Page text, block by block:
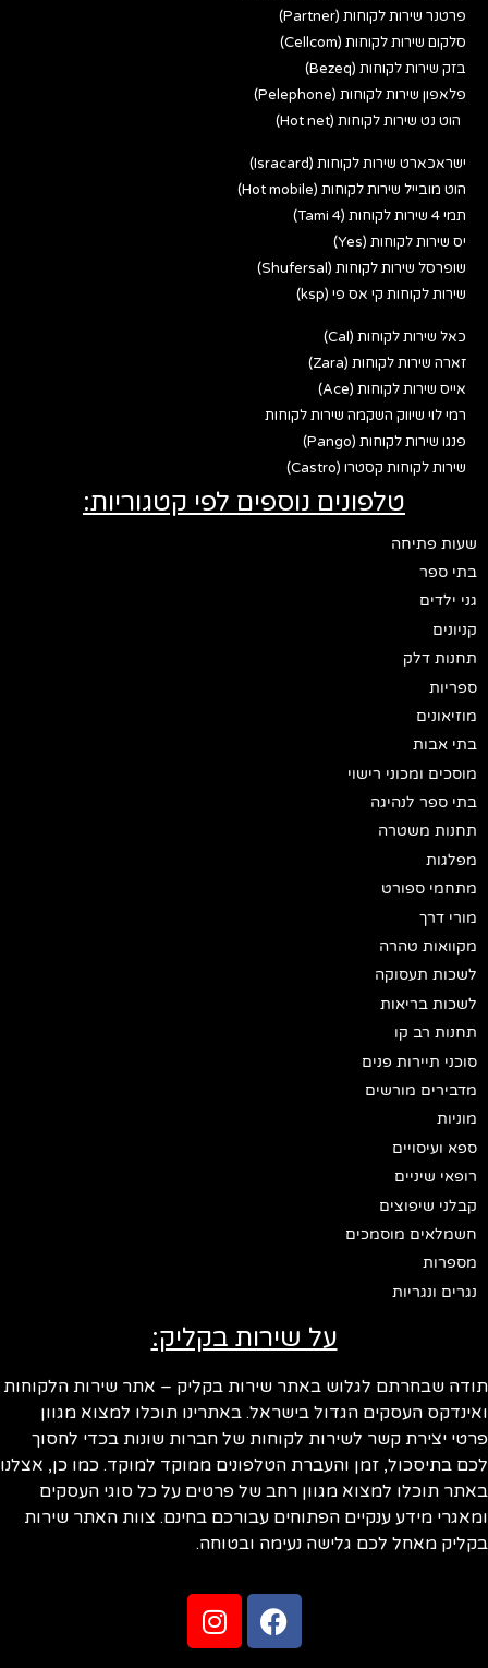
פרטנר שירות לקוחות (Partner)
סלקום שירות לקוחות (Cellcom)
בזק שירות לקוחות (Bezeq)
פלאפון שירות לקוחות (Pelephone)
הוט נט שירות לקוחות (Hot net)
ישראכארט שירות לקוחות (Isracard)
הוט מובייל שירות לקוחות (Hot mobile)
תמי 4 שירות לקוחות (Tami 4)
יס שירות לקוחות (Yes)
שופרסל שירות לקוחות (Shufersal)
שירות לקוחות קי אס פי (ksp)
כאל שירות לקוחות (Cal)
זארה שירות לקוחות (Zara)
אייס שירות לקוחות (Ace)
רמי לוי שיווק השקמה שירות לקוחות
פנגו שירות לקוחות (Pango)
שירות לקוחות קסטרו (Castro)
טלפונים נוספים לפי קטגוריות:
שעות פתיחה
בתי ספר
גני ילדים
קניונים
תחנות דלק
ספריות
מוזיאונים
בתי אבות
מוסכים ומכוני רישוי
בתי ספר לנהיגה
תחנות משטרה
מפלגות
מתחמי ספורט
מורי דרך
מקוואות טהרה
לשכות תעסוקה
לשכות בריאות
תחנות רב קו
סוכני תיירות פנים
מדבירים מורשים
מוניות
ספא ועיסויים
רופאי שיניים
קבלני שיפוצים
חשמלאים מוסמכים
מספרות
נגרים ונגריות
על שירות בקליק:
תודה שבחרתם לגלוש באתר שירות בקליק – אתר שירות הלקוחות
ואינדקס העסקים הגדול בישראל. באתרינו תוכלו למצוא מגוון
פרטי יצירת קשר לשירות לקוחות של חברות שונות בכדי לחסוך
לכם בתיסכול, זמן והעברת הטלפונים ממוקד למוקד. כמו כן, אצלנו
באתר תוכלו למצוא מגוון רחב של פרטים על כל סוגי העסקים
ומאגרי מידע ענקיים הפתוחים עבורכם בחינם. צוות האתר שירות
בקליק מאחל לכם גלישה נעימה ובטוחה.